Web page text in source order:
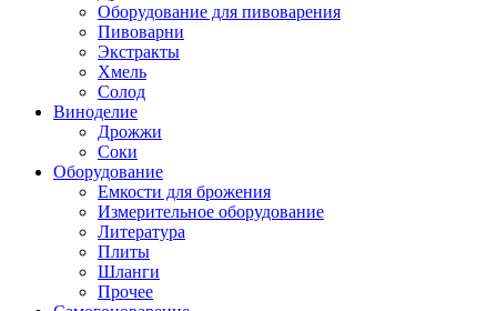
Оборудование для пивоварения
Пивоварни
Экстракты
Хмель
Солод
Виноделие
Дрожжи
Соки
Оборудование
Емкости для брожения
Измерительное оборудование
Литература
Плиты
Шланги
Прочее